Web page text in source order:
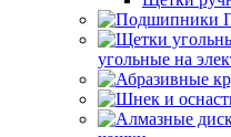
угольные на